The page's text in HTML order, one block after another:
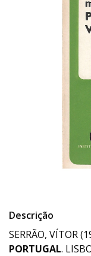
Descrição
SERRÃO, VÍTOR
PORTUGAL.